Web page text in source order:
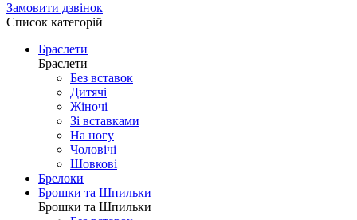
Замовити дзвінок
Список категорій
Браслети
Браслети
Без вставок
Дитячі
Жіночі
Зі вставками
На ногу
Чоловічі
Шовковi
Брелоки
Брошки та Шпильки
Брошки та Шпильки